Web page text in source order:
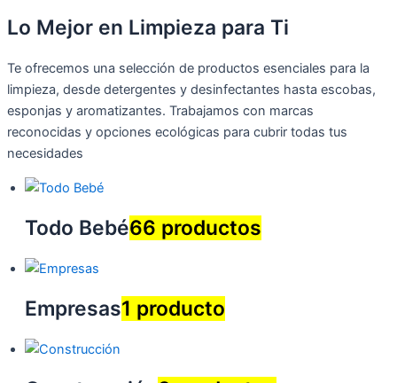
Lo Mejor en Limpieza para Ti
Te ofrecemos una selección de productos esenciales para la
limpieza, desde detergentes y desinfectantes hasta escobas,
esponjas y aromatizantes. Trabajamos con marcas
reconocidas y opciones ecológicas para cubrir todas tus
necesidades
Todo Bebé66 productos
Empresas1 producto